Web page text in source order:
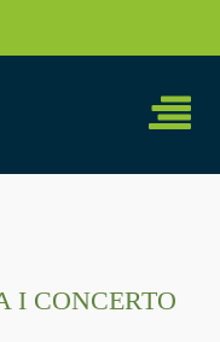
I CONCERTO